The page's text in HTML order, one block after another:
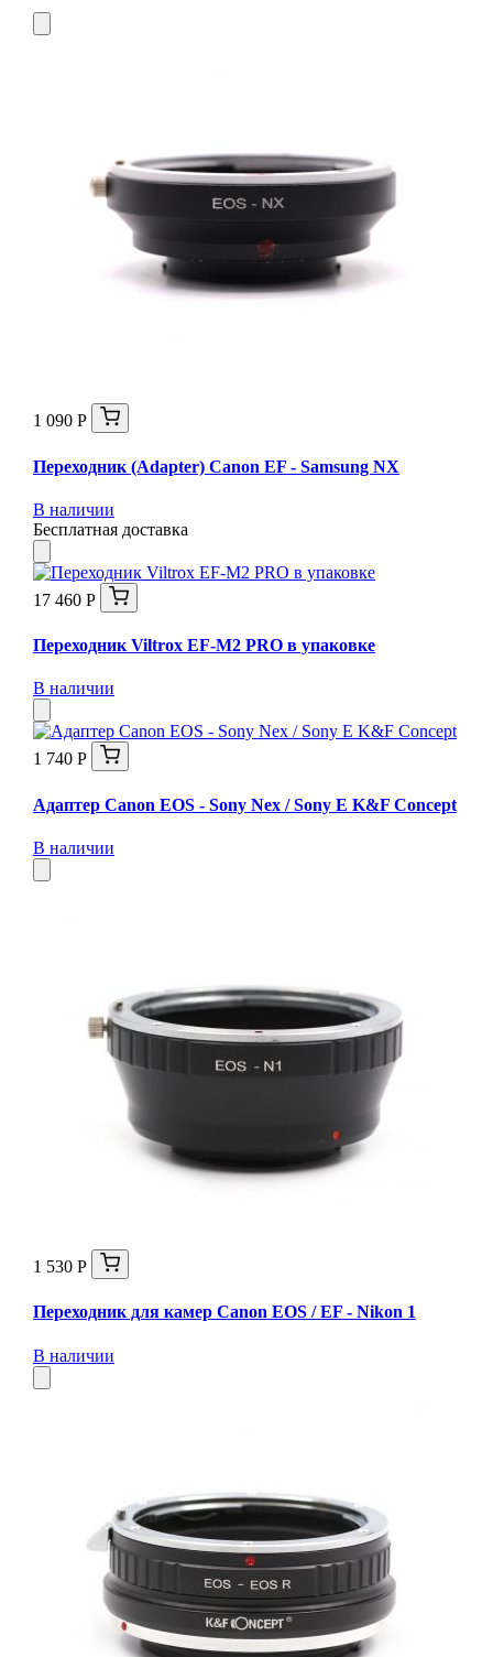
1 090 Р
Переходник (Adapter) Canon EF - Samsung NX
В наличии
Бесплатная доставка
17 460 Р
Переходник Viltrox EF-M2 PRO в упаковке
В наличии
1 740 Р
Адаптер Canon EOS - Sony Nex / Sony E K&F Concept
В наличии
1 530 Р
Переходник для камер Canon EOS / EF - Nikon 1
В наличии